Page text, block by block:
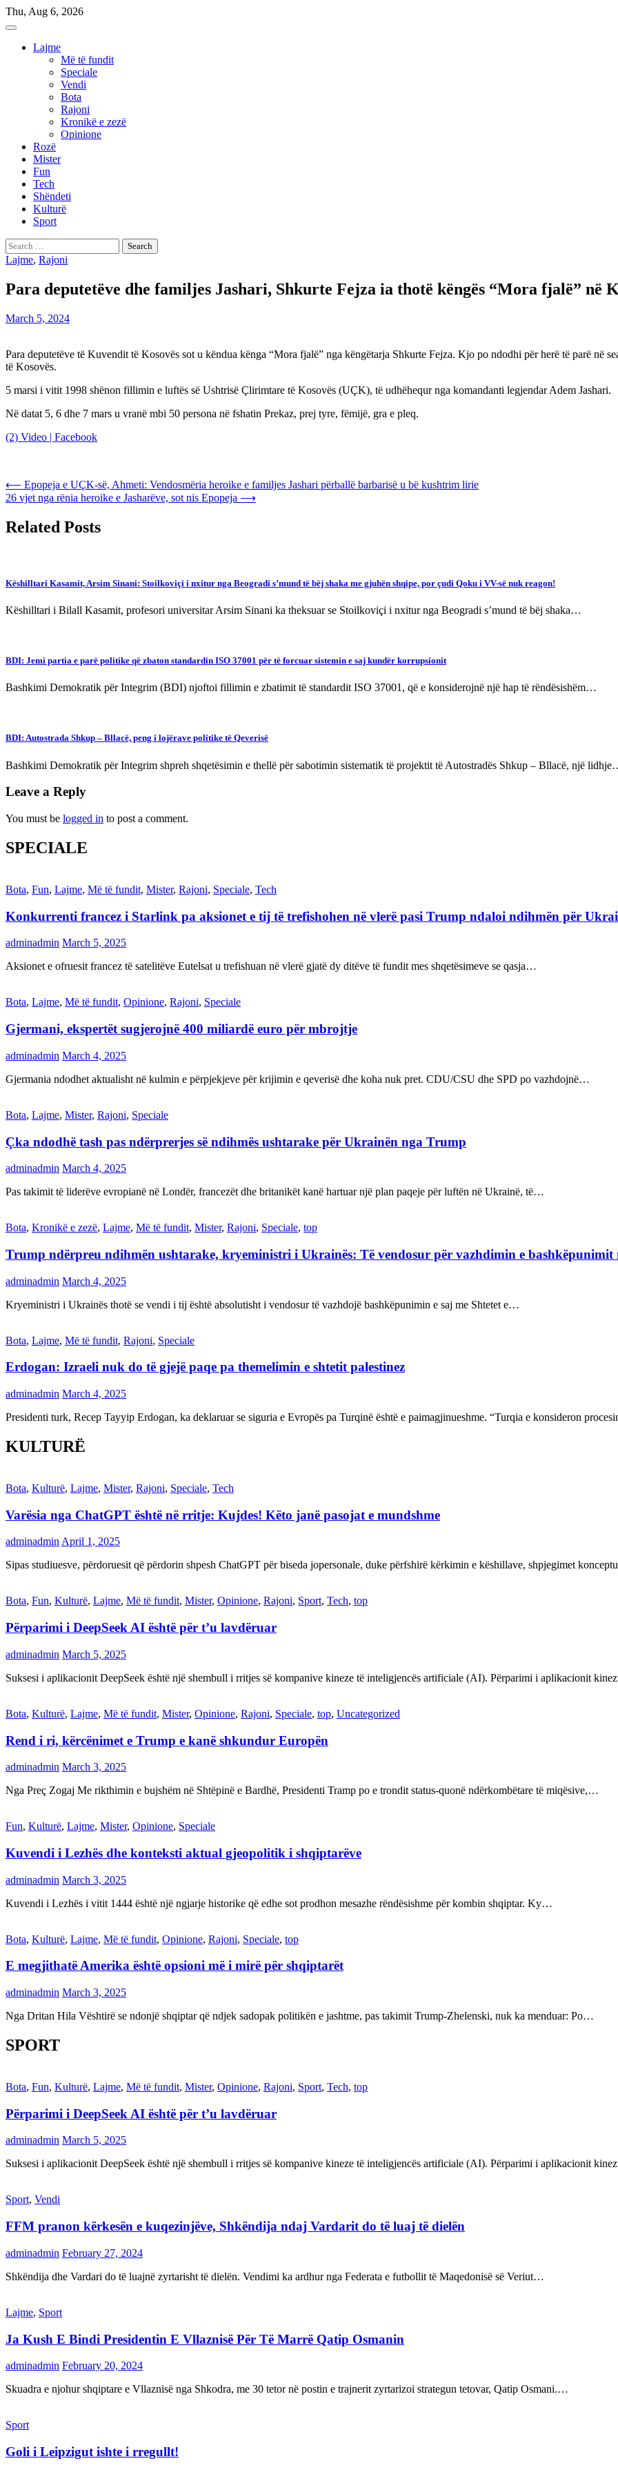
Skip
to
Thu, Aug 6, 2026
Lajme
Më të fundit
Speciale
Vendi
Bota
Rajoni
Kronikë e zezë
Opinione
Rozë
Mister
Fun
Tech
Shëndeti
Kulturë
Sport
Search
for:
Lajme, Rajoni
Para deputetëve dhe familjes Jashari, Shkurte Fejza ia thotë këngës “Mora fjalë” në
March 5, 2024
Para deputetëve të Kuvendit të Kosovës sot u këndua kënga “Mora fjalë” nga këngëtarja Shkurte Fejza. Kjo po ndodhi për herë të parë në
të Kosovës.
5 marsi i vitit 1998 shënon fillimin e luftës së Ushtrisë Çlirimtare të Kosovës (UÇK), të udhëhequr nga komandanti legjendar Adem Jashari.
Në datat 5, 6 dhe 7 mars u vranë mbi 50 persona në fshatin Prekaz, prej tyre, fëmijë, gra e pleq.
(2) Video | Facebook
Post
navigation
⟵ Epopeja e UÇK-së, Ahmeti: Vendosmëria heroike e familjes Jashari përballë barbarisë u bë kushtrim lirie
26 vjet nga rënia heroike e Jasharëve, sot nis Epopeja ⟶
Related Posts
Këshilltari Kasamit, Arsim Sinani: Stoilkoviçi i nxitur nga Beogradi s’mund të bëj shaka me gjuhën shqipe, por çudi Qoku i VV-së nuk reagon!
Këshilltari i Bilall Kasamit, profesori universitar Arsim Sinani ka theksuar se Stoilkoviçi i nxitur nga Beogradi s’mund të bëj shaka…
BDI: Jemi partia e parë politike që zbaton standardin ISO 37001 për të forcuar sistemin e saj kundër korrupsionit
Bashkimi Demokratik për Integrim (BDI) njoftoi fillimin e zbatimit të standardit ISO 37001, që e konsiderojnë një hap të rëndësishëm…
BDI: Autostrada Shkup – Bllacë, peng i lojërave politike të Qeverisë
Bashkimi Demokratik për Integrim shpreh shqetësimin e thellë për sabotimin sistematik të projektit të Autostradës Shkup – Bllacë, një
Leave a Reply
You must be logged in to post a comment.
SPECIALE
Bota, Fun, Lajme, Më të fundit, Mister, Rajoni, Speciale, Tech
Konkurrenti francez i Starlink pa aksionet e tij të trefishohen në vlerë pasi Trump ndaloi ndihmën për
adminadmin March 5, 2025
Aksionet e ofruesit francez të satelitëve Eutelsat u trefishuan në vlerë gjatë dy ditëve të fundit mes shqetësimeve se qasja…
Bota, Lajme, Më të fundit, Opinione, Rajoni, Speciale
Gjermani, ekspertët sugjerojnë 400 miliardë euro për mbrojtje
adminadmin March 4, 2025
Gjermania ndodhet aktualisht në kulmin e përpjekjeve për krijimin e qeverisë dhe koha nuk pret. CDU/CSU dhe SPD po vazhdojnë…
Bota, Lajme, Mister, Rajoni, Speciale
Çka ndodhë tash pas ndërprerjes së ndihmës ushtarake për Ukrainën nga Trump
adminadmin March 4, 2025
Pas takimit të liderëve evropianë në Londër, francezët dhe britanikët kanë hartuar një plan paqeje për luftën në Ukrainë, të…
Bota, Kronikë e zezë, Lajme, Më të fundit, Mister, Rajoni, Speciale, top
Trump ndërpreu ndihmën ushtarake, kryeministri i Ukrainës: Të vendosur për vazhdimin e bashkëpunimit
adminadmin March 4, 2025
Kryeministri i Ukrainës thotë se vendi i tij është absolutisht i vendosur të vazhdojë bashkëpunimin e saj me Shtetet e…
Bota, Lajme, Më të fundit, Rajoni, Speciale
Erdogan: Izraeli nuk do të gjejë paqe pa themelimin e shtetit palestinez
adminadmin March 4, 2025
Presidenti turk, Recep Tayyip Erdogan, ka deklaruar se siguria e Evropës pa Turqinë është e paimagjinueshme. “Turqia e konsideron
KULTURË
Bota, Kulturë, Lajme, Mister, Rajoni, Speciale, Tech
Varësia nga ChatGPT është në rritje: Kujdes! Këto janë pasojat e mundshme
adminadmin April 1, 2025
Sipas studiuesve, përdoruesit që përdorin shpesh ChatGPT për biseda jopersonale, duke përfshirë kërkimin e këshillave, shpjegimet
Bota, Fun, Kulturë, Lajme, Më të fundit, Mister, Opinione, Rajoni, Sport, Tech, top
Përparimi i DeepSeek AI është për t’u lavdëruar
adminadmin March 5, 2025
Suksesi i aplikacionit DeepSeek është një shembull i rritjes së kompanive kineze të inteligjencës artificiale (AI). Përparimi i aplikacionit
Bota, Kulturë, Lajme, Më të fundit, Mister, Opinione, Rajoni, Speciale, top, Uncategorized
Rend i ri, kërcënimet e Trump e kanë shkundur Europën
adminadmin March 3, 2025
Nga Preç Zogaj Me rikthimin e bujshëm në Shtëpinë e Bardhë, Presidenti Tramp po e trondit status-quonë ndërkombëtare të miqësive,…
Fun, Kulturë, Lajme, Mister, Opinione, Speciale
Kuvendi i Lezhës dhe konteksti aktual gjeopolitik i shqiptarëve
adminadmin March 3, 2025
Kuvendi i Lezhës i vitit 1444 është një ngjarje historike që edhe sot prodhon mesazhe rëndësishme për kombin shqiptar. Ky…
Bota, Kulturë, Lajme, Më të fundit, Opinione, Rajoni, Speciale, top
E megjithatë Amerika është opsioni më i mirë për shqiptarët
adminadmin March 3, 2025
Nga Dritan Hila Vështirë se ndonjë shqiptar që ndjek sadopak politikën e jashtme, pas takimit Trump-Zhelenski, nuk ka menduar: Po…
SPORT
Bota, Fun, Kulturë, Lajme, Më të fundit, Mister, Opinione, Rajoni, Sport, Tech, top
Përparimi i DeepSeek AI është për t’u lavdëruar
adminadmin March 5, 2025
Suksesi i aplikacionit DeepSeek është një shembull i rritjes së kompanive kineze të inteligjencës artificiale (AI). Përparimi i aplikacionit
Sport, Vendi
FFM pranon kërkesën e kuqezinjëve, Shkëndija ndaj Vardarit do të luaj të dielën
adminadmin February 27, 2024
Shkëndija dhe Vardari do të luajnë zyrtarisht të dielën. Vendimi ka ardhur nga Federata e futbollit të Maqedonisë së Veriut…
Lajme, Sport
Ja Kush E Bindi Presidentin E Vllaznisë Për Të Marrë Qatip Osmanin
adminadmin February 20, 2024
Skuadra e njohur shqiptare e Vllaznisë nga Shkodra, me 30 tetor në postin e trajnerit zyrtarizoi strategun tetovar, Qatip Osmani.…
Sport
Goli i Leipzigut ishte i rregullt!